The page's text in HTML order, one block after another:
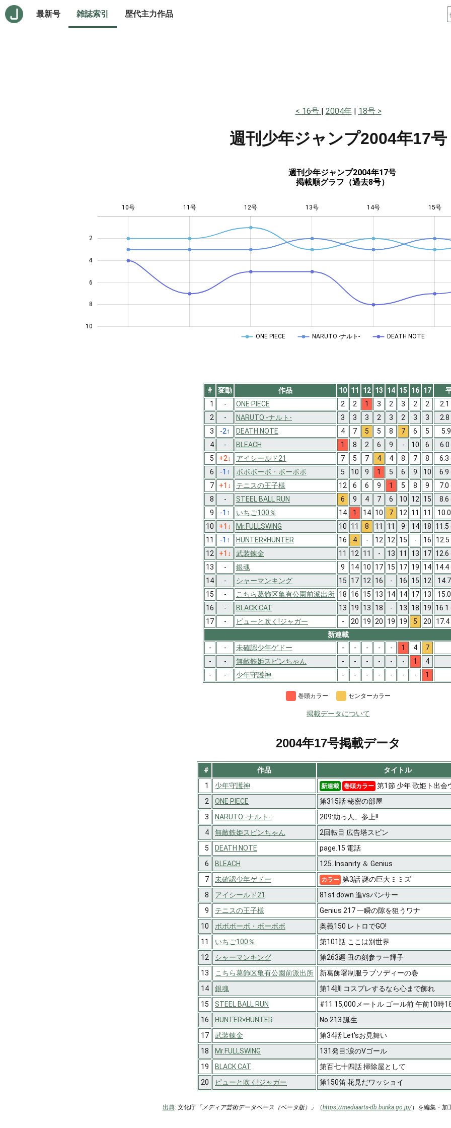
最新号 雑誌索引 歴代主力作品
16号 2004年 18号
週刊少年ジャンプ2004年17号
週刊少年ジャンプ2004年17号
掲載順グラフ（過去8号）
2
4
6
8
10
10号 11号 12号 13号 14号 15号
ONE PIECE NARUTO -ナルト- DEATH NOTE
# 変動 作品 10 11 12 13 14 15 16 17
1
- ONE PIECE 2 2 1 3 2 3 2 2
2.1
2
- NARUTO -ナルト- 3 3 3 2 3 2 3 3
2.8
3
-2↑ DEATH NOTE 4 7 5 5 8 7 6 5
4
- BLEACH 1 8 2 6 9 - 10 6
6.0
5
+2↓ アイシールド21 7 5 7 4 4 8 7 8 6.3
6
-1 ↑ ボボボーボ・ボーボボ 5 10 9 1 5 6 9 10 6.9
7
+1 ↓ テニスの王子様 12 6 6 9 1 5 8 9 7.0
8
- STEEL BALL RUN 6 9 4 7 6 10 12 15 8.6
9
-1 ↑ いちご100％ 14 1 14 10 7 12 11 11
10
+1 ↓ Mr.FULLSWING 10 11 8 11 11 9 14 18 11.5
11
-1 ↑ HUNTER×HUNTER 16 4 - 12 12 15 - 16
12.5
12
+1 ↓ 武装錬金 11 12 11 - 13 11 13 17 12.6
13
- 銀魂 9 14 10 17 15 17 19 14 14.4
14
- シャーマンキング 15 17 12 16 - 16 15 12
15
- こちら葛飾区亀有公園前派出所 18 16 15 13 14 14 17 13
16
- BLACK CAT 13 19 13 18 - 13 18 19 16.1
17
- ピューと吹く!ジャガー - 20 19 20 19 19 5 20
17.4
新連載
-
- 未確認少年ゲドー - - - - - 1 4
7
-
- 無敵鉄姫スピンちゃん - - - - - - 1
4
-
- 少年守護神 - - - - - - - 1
巻頭カラー センターカラー
掲載データについて
2004年17号掲載データ
# 作品
タイトル
1
少年守護神 新連載 巻頭カラー 第1節 少年 歌姫ト出会
2
ONE PIECE
第315話 秘密の部屋
3
NARUTO -ナルト-
209:助っ人、参上!!
4
無敵鉄姫スピンちゃん
2回転目 広告塔スピン
5
DEATH NOTE
page.15 電話
6
BLEACH
125. Insanity ＆ Genius
7
未確認少年ゲドー カラー 第3話 謎の巨大ミミズ
8
アイシールド21
81st down 進vsパンサー
9
テニスの王子様
Genius 217 一瞬の隙を狙うワナ
10
ボボボーボ・ボーボボ
奥義150 レトロでGO!
11
いちご100％
第101話 ここは別世界
12
シャーマンキング
第263廻 丑の刻参ラー輝子
13
こちら葛飾区亀有公園前派出所
新葛飾署制服ラプソディーの巻
14
銀魂
第14訓 コスプレするなら心まで飾れ
15
STEEL BALL RUN
#11 15,000メートル ゴール前 午前10時
16
HUNTER×HUNTER
No.213 誕生
17
武装錬金
第34話 Let'sお見舞い
18
Mr.FULLSWING
131発目:涙のVゴール
19
BLACK CAT
第百七十四話 掃除屋として
20
ピューと吹く!ジャガー 第150笛 花見だワッショイ
出典: 文化庁「メディア芸術データベース（ベータ版）」 （https://mediaarts-db.bunka.go.jp/）を編集・加